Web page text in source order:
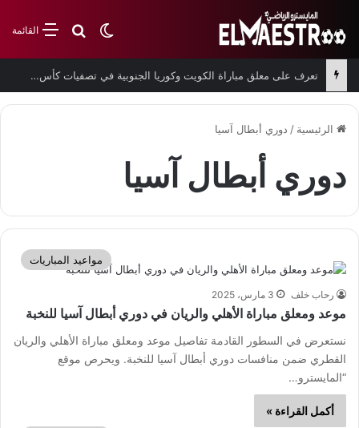
القائمةبحث عن
الوضع المظلم
تعرف على معلق مباراة الكويت وكوريا الجنوبية في تصفيات كأس العالم
الرئيسية / دوري أبطال آسيا
دوري أبطال آسيا
مواعيد المباريات
رحاب خلف 3 مارس، 2025
موعد ومعلق مباراة الأهلي والريان في دوري أبطال آسيا للنخبة
نستعرض في السطور القادمة تفاصيل موعد ومعلق مباراة الأهلي والريان
القطري ضمن منافسات دوري أبطال آسيا للنخبة. ويحرص موقع
“المايسترو…
أكمل القراءة »